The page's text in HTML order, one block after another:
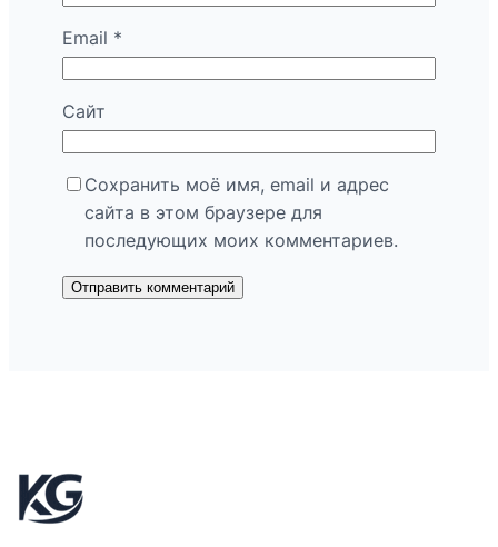
Email *
Сайт
Сохранить моё имя, email и адрес
сайта в этом браузере для
последующих моих комментариев.